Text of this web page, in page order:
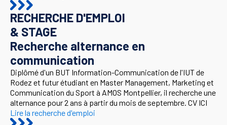
RECHERCHE D'EMPLOI
& STAGE
Recherche alternance en
communication
Diplômé d'un BUT Information-Communication de l'IUT de
Rodez et futur étudiant en Master Management, Marketing et
Communication du Sport à AMOS Montpellier, il recherche une
alternance pour 2 ans à partir du mois de septembre. CV ICI
Lire la recherche d'emploi